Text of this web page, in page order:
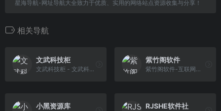
星海导航-网址导航大全致力于优质、实用的网络站点资源收集与分享！
相关导航
文武科技柜
文武科技柜 - 文武科技社的后花园
紫竹阁软件
紫竹阁软件-互联网免费破解软件分享者平台，专注收集免费优质软件、电视盒子软件、各类破解软件的网站！
小黑资源库 RJSHE软件社